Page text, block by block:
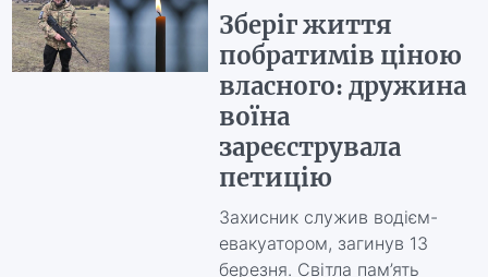
Зберіг життя
побратимів ціною
власного: дружина
воїна
зареєструвала
петицію
Захисник служив водієм-
евакуатором, загинув 13
березня. Світла пам’ять